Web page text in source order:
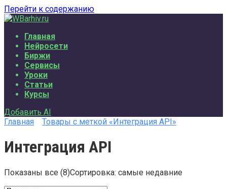
Перейти к содержанию
Главная
Нейросети
Биржи
Сервисы
Уроки
Статьи
Курсы
Добавить AI
Главная
Товары с меткой «Интеграция API»
Интеграция API
Показаны все (8)Сортировка: самые недавние